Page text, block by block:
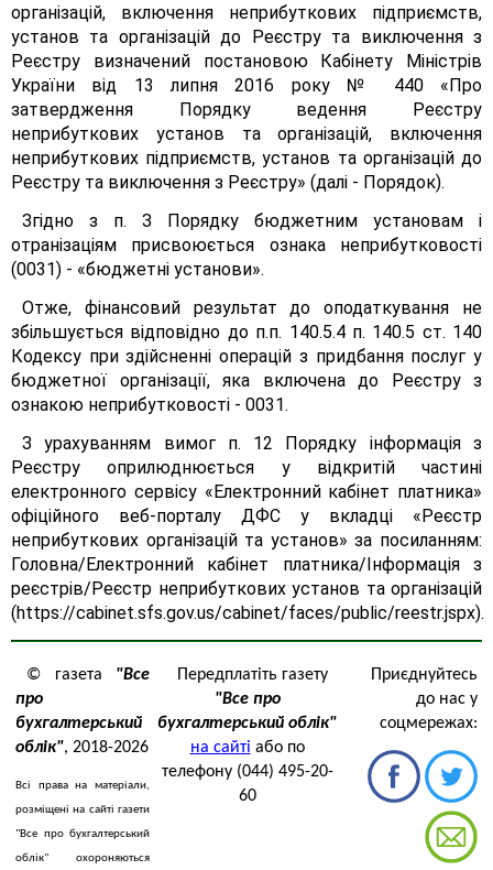
організацій, включення неприбуткових підприємств,
установ та організацій до Реєстру та виключення з
Реєстру визначений постановою Кабінету Міністрів
України від 13 липня 2016 року № 440 «Про
затвердження Порядку ведення Реєстру
неприбуткових установ та організацій, включення
неприбуткових підприємств, установ та організацій до
Реєстру та виключення з Реєстру» (далі - Порядок).
Згідно з п. З Порядку бюджетним установам і
отранізаціям присвоюється ознака неприбутковості
(0031) - «бюджетні установи».
Отже, фінансовий результат до оподаткування не
збільшується відповідно до п.п. 140.5.4 п. 140.5 ст. 140
Кодексу при здійсненні операцій з придбання послуг у
бюджетної організації, яка включена до Реєстру з
ознакою неприбутковості - 0031.
З урахуванням вимог п. 12 Порядку інформація з
Реєстру оприлюднюється у відкритій частині
електронного сервісу «Електронний кабінет платника»
офіційного веб-порталу ДФС у вкладці «Реєстр
неприбуткових організацій та установ» за посиланням:
Головна/Електронний кабінет платника/Інформація з
реєстрів/Реєстр неприбуткових установ та організацій
(https://cabinet.sfs.gov.us/cabinet/faces/public/reestr.jspx).
© газета "Все
про
бухгалтерський
облік", 2018-2026
Всі права на матеріали,
розміщені на сайті газети
"Все про бухгалтерський
облік" охороняються
Передплатіть газету
"Все про
бухгалтерський облік"
на сайті або по
телефону (044) 495-20-
60
Приєднуйтесь
до нас у
соцмережах: